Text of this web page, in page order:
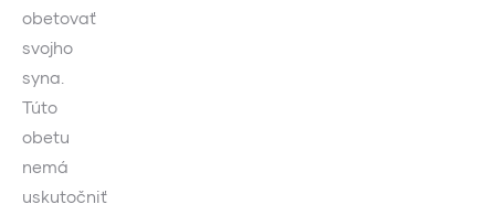
obetovať
svojho
syna.
Túto
obetu
nemá
uskutočniť